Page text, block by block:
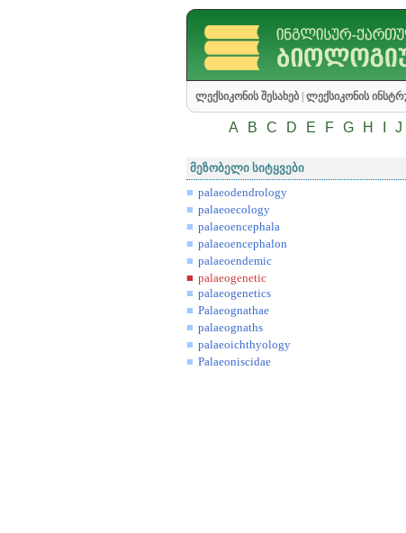
ლექსიკონის შესახებ ლექსიკონის
A B C D E F G H J
მეზობელი სიტყვები
palaeodendrology
palaeoecology
palaeoencephala
palaeoencephalon
palaeoendemic
palaeogenetic
palaeogenetics
Palaeognathae
palaeognaths
palaeoichthyology
Palaeoniscidae